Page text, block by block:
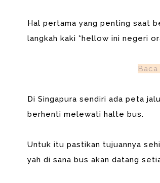
Hal pertama yang penting saat
langkah kaki *hellow ini negeri
Di Singapura sendiri ada peta
berhenti melewati halte bus.
Untuk itu pastikan tujuannya
yah di sana bus akan datang